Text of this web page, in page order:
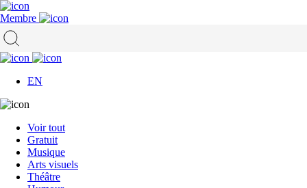
Membre
EN
Voir tout
Gratuit
Musique
Arts visuels
Théâtre